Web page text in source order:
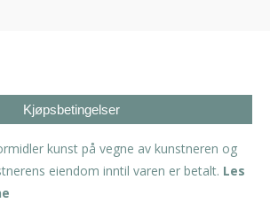
Kjøpsbetingelser
kunst på vegne av kunstneren og
eiendom inntil varen er betalt. Les